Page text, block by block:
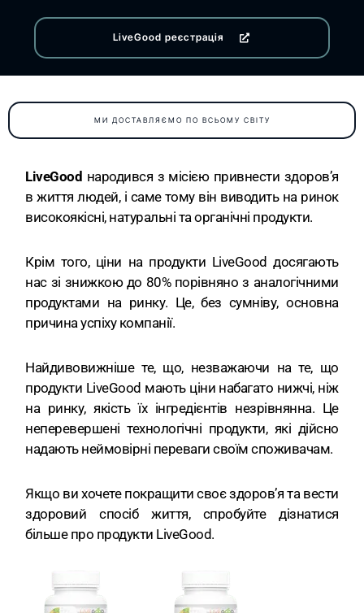
LiveGood реєстрація
МИ ДОСТАВЛЯЄМО ПО ВСЬОМУ СВІТУ
LiveGood народився з місією привнести здоров’я
в життя людей, і саме тому він виводить на ринок
високоякісні, натуральні та органічні продукти.
Крім того, ціни на продукти LiveGood досягають
нас зі знижкою до 80% порівняно з аналогічними
продуктами на ринку. Це, без сумніву, основна
причина успіху компанії.
Найдивовижніше те, що, незважаючи на те, що
продукти LiveGood мають ціни набагато нижчі, ніж
на ринку, якість їх інгредієнтів незрівнянна. Це
неперевершені технологічні продукти, які дійсно
надають неймовірні переваги своїм споживачам.
Якщо ви хочете покращити своє здоров’я та вести
здоровий спосіб життя, спробуйте дізнатися
більше про продукти LiveGood.